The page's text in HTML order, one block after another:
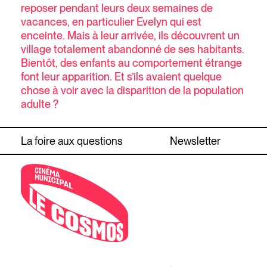
reposer pendant leurs deux semaines de
vacances, en particulier Evelyn qui est
enceinte. Mais à leur arrivée, ils découvrent un
village totalement abandonné de ses habitants.
Bientôt, des enfants au comportement étrange
font leur apparition. Et s’ils avaient quelque
chose à voir avec la disparition de la population
adulte ?
La foire aux questions Newsletter